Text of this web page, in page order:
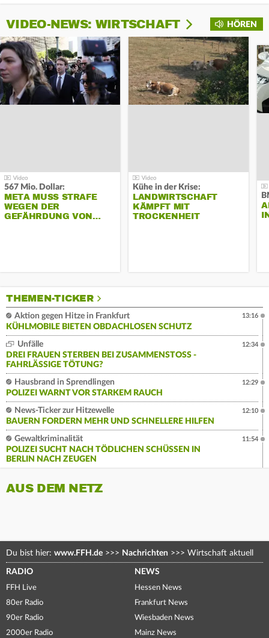
HÖREN
VIDEO-NEWS: WIRTSCHAFT
567 Mio. Dollar:
META MUSS STRAFE
WEGEN DER
GEFÄHRDUNG VON…
Kühe in der Krise:
LANDWIRTSCHAFT
KÄMPFT MIT
TROCKENHEIT
THEMEN-TICKER
Aktion gegen Hitze in Frankfurt
KÜHLMOBILE BIETEN OBDACHLOSEN SCHUTZ
13:16
Unfälle
DREI FRAUEN STERBEN BEI ZUSAMMENSTOSS - F
AHRLÄSSIGE TÖTUNG?
12:34
Hausbrand in Sprendlingen
POLIZEI WARNT VOR STARKEM RAUCH
12:29
News-Ticker zur Hitzewelle
BAUERN FORDERN MEHR UND SCHNELLERE HILFEN
12:10
Gewaltkriminalität
POLIZEI SUCHT NACH TÖDLICHEN SCHÜSSEN IN
BERLIN NACH ZEUGEN
11:54
AUS DEM NETZ
Du bist hier: www.FFH.de >>> Nachrichten >>> Wirtschaft aktuell
RADIO
FFH Live
80er Radio
90er Radio
2000er Radio
NEWS
Hessen News
Frankfurt News
Wiesbaden News
Mainz News